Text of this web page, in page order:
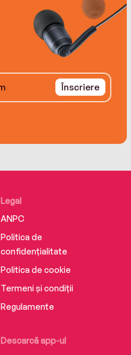
Înscriere
Descarcă app-ul
Legal
ANPC
Politica de
confidențialitate
Politica de cookie
Termeni și condiții
Regulamente